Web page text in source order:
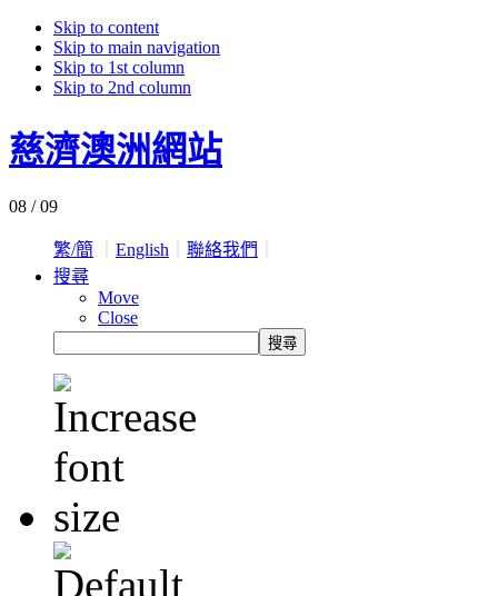
Skip to content
Skip to main navigation
Skip to 1st column
Skip to 2nd column
慈濟澳洲網站
08 / 09
繁/簡 English 聯絡我們
搜尋
Move
Close